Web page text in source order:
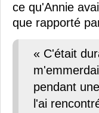
ce qu'Annie
que rapporté
« C'était
pendant
l'ai